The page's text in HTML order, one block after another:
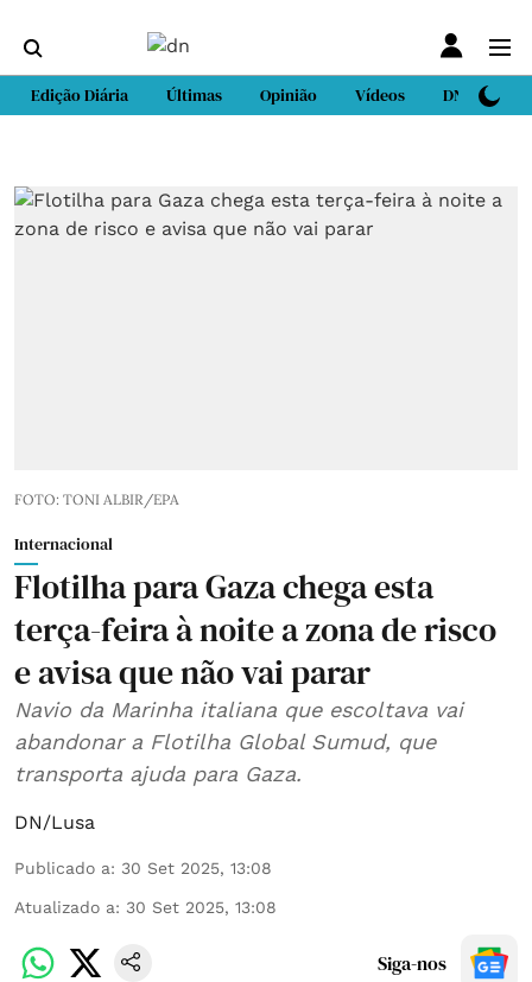
Edição Diária Últimas Opinião Vídeos DN Sport
FOTO: TONI ALBIR/EPA
Internacional
Flotilha para Gaza chega esta
terça-feira à noite a zona de risco
e avisa que não vai parar
Navio da Marinha italiana que escoltava vai
abandonar a Flotilha Global Sumud, que
transporta ajuda para Gaza.
DN/Lusa
Publicado a: 30 Set 2025, 13:08
Atualizado a: 30 Set 2025, 13:08
Siga-nos